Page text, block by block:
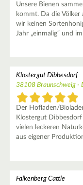
Unsere Bienen
kommt. Da die
wir keinen
Jahr „einmalig“ und
Klostergut Dibbesdorf
38108 Braunschweig -
Der Hofladen/
Klostergut
vielen leckeren
aus eigener
Falkenberg Cattle